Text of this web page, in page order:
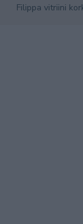
Filippa vitriini